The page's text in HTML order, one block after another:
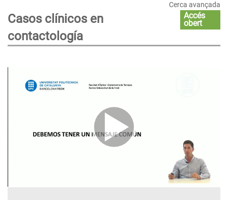
Cerca avançada
Casos clínicos en
contactología
Accés
obert